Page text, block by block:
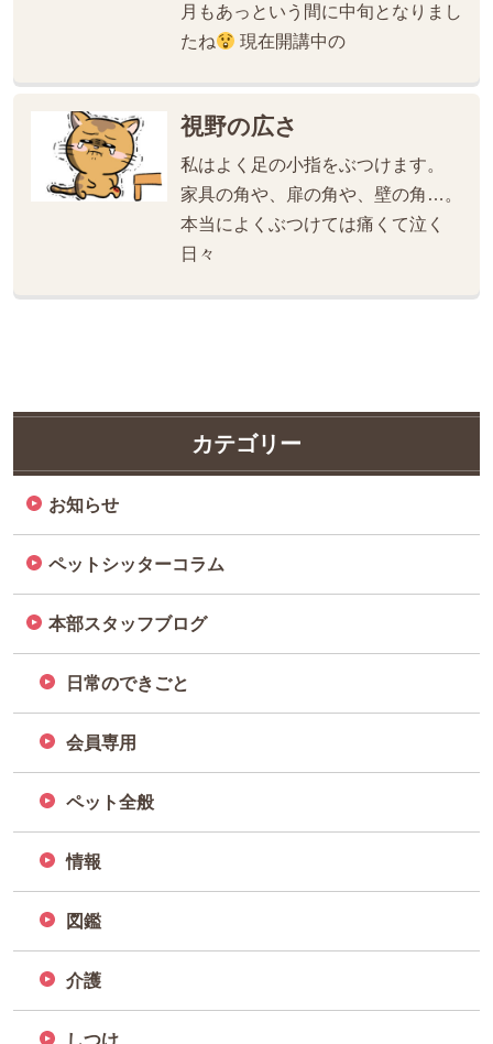
月もあっという間に中旬となりまし
たね
現在開講中の
視野の広さ
私はよく足の小指をぶつけます。
家具の角や、扉の角や、壁の角…。
本当によくぶつけては痛くて泣く
日々
カテゴリー
お知らせ
ペットシッターコラム
本部スタッフブログ
日常のできごと
会員専用
ペット全般
情報
図鑑
介護
しつけ